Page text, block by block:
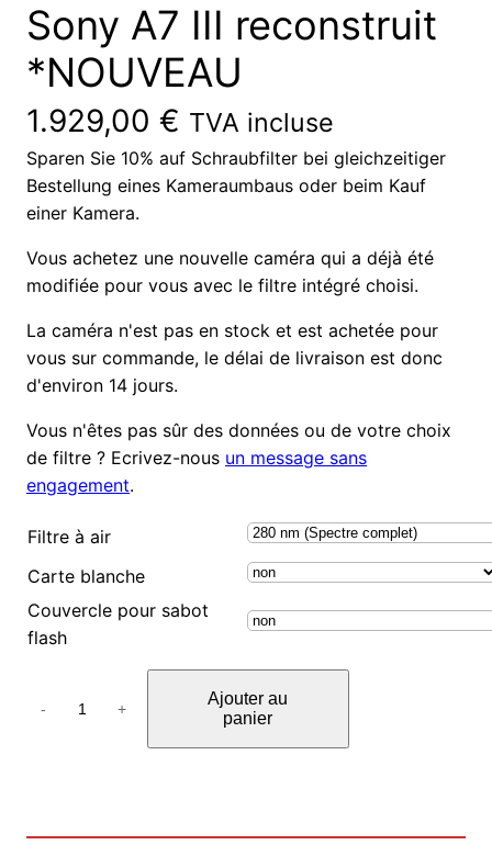
Sony A7 III reconstruit
*NOUVEAU
1.929,00 € TVA incluse
Sparen Sie 10% auf Schraubfilter bei gleichzeitiger
Bestellung eines Kameraumbaus oder beim Kauf
einer Kamera.
Vous achetez une nouvelle caméra qui a déjà été
modifiée pour vous avec le filtre intégré choisi.
La caméra n'est pas en stock et est achetée pour
vous sur commande, le délai de livraison est donc
d'environ 14 jours.
Vous n'êtes pas sûr des données ou de votre choix
de filtre ? Ecrivez-nous un message sans
engagement.
Filtre à air
Carte blanche
Couvercle pour sabot
flash
- +
Ajouter au
panier